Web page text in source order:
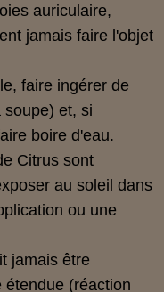
auriculaire,
jamais faire l'objet
faire ingérer de
soupe) et, si
boire d'eau.
Citrus sont
au soleil dans
ou une
jamais être
étendue (réaction